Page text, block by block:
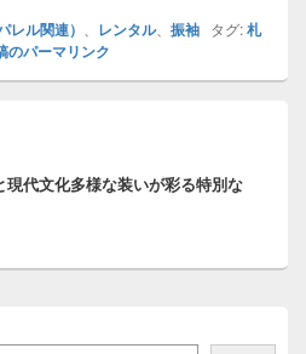
レル関連） レンタル、 振袖 タグ:札
のパーマリンク
代文化多様な装いが彩る特別な